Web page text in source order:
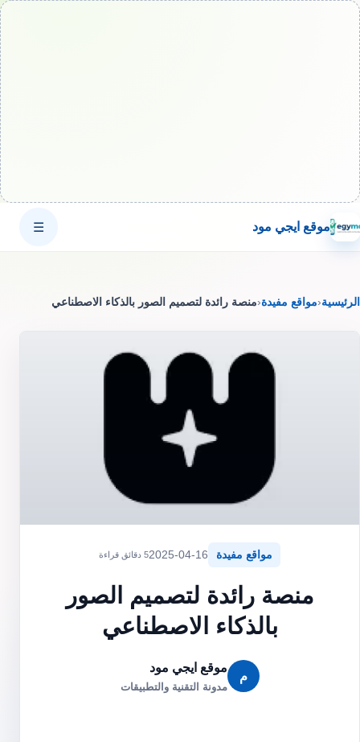
موقع ايجي مود ☰
الرئيسية‹مواقع مفيدة‹منصة رائدة لتصميم الصور بالذكاء الاصطناعي
مواقع مفيدة 2025-04-165 دقائق قراءة
منصة رائدة لتصميم الصور
بالذكاء الاصطناعي
م
موقع ايجي مود
مدونة التقنية والتطبيقات